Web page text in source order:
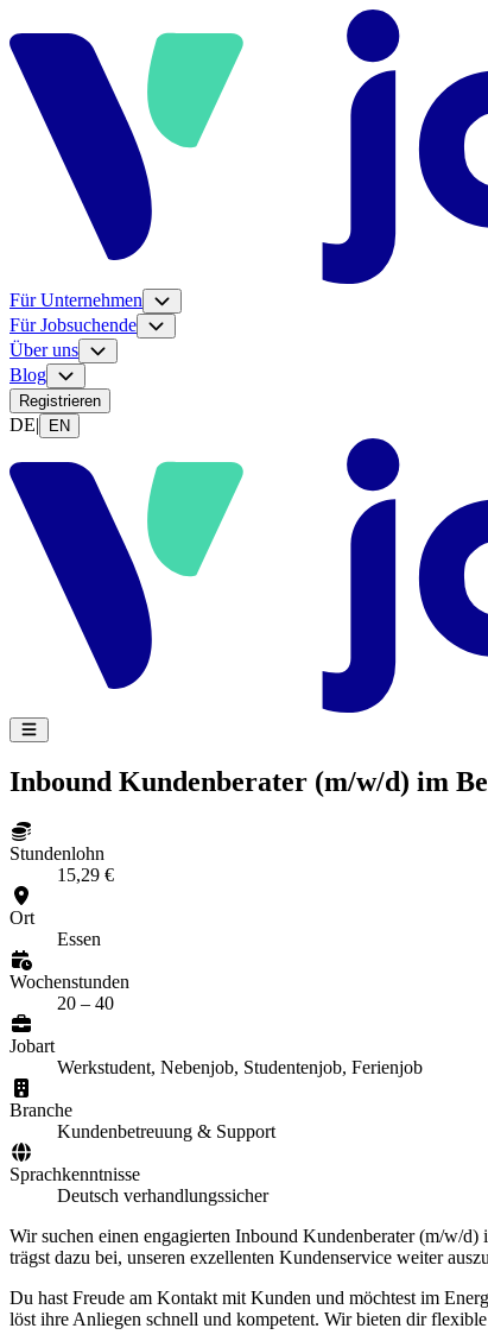
Für Unternehmen
Für Jobsuchende
Über uns
Blog
Registrieren
DE| EN
Inbound Kundenberater (m/w/d) im
Stundenlohn
15,29 €
Ort
Essen
Wochenstunden
20 – 40
Jobart
Werkstudent, Nebenjob, Studentenjob, Ferienjob
Branche
Kundenbetreuung & Support
Sprachkenntnisse
Deutsch verhandlungssicher
Wir suchen einen engagierten Inbound Kundenberater (m/w/
trägst dazu bei, unseren exzellenten Kundenservice weiter
Du hast Freude am Kontakt mit Kunden und möchtest im
löst ihre Anliegen schnell und kompetent. Wir bieten dir